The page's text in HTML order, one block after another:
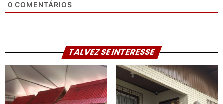
0 COMENTÁRIOS
TALVEZ SE INTERESSE